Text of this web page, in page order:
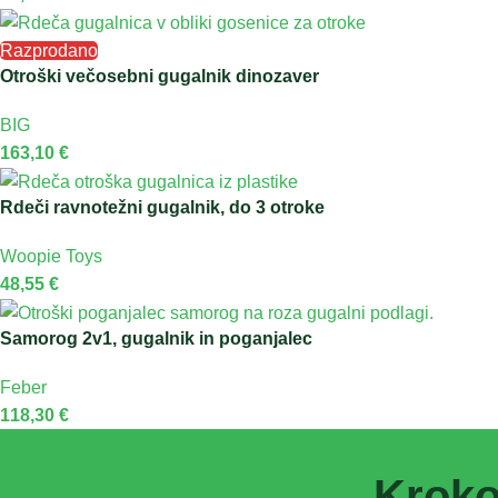
Razprodano
Otroški večosebni gugalnik dinozaver
BIG
163,10 €
Rdeči ravnotežni gugalnik, do 3 otroke
Woopie Toys
48,55 €
Samorog 2v1, gugalnik in poganjalec
Feber
118,30 €